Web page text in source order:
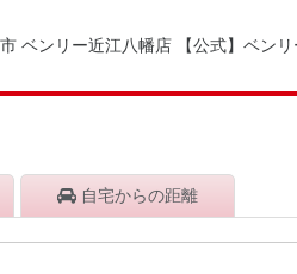
ベンリー近江八幡店 【公式】ベン
自宅からの距離